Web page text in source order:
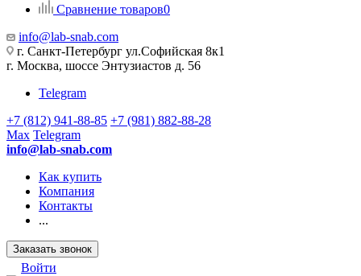
Сравнение товаров0
info@lab-snab.com
г. Санкт-Петербург ул.Софийская 8к1
г. Москва, шоссе Энтузиастов д. 56
Telegram
+7 (812) 941-88-85 +7 (981) 882-88-28
Max Telegram
info@lab-snab.com
Как купить
Компания
Контакты
...
Заказать звонок
Войти